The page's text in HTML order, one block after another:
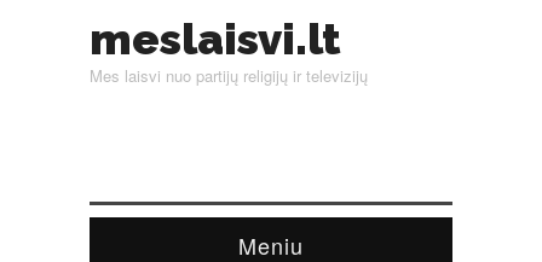
meslaisvi.lt
Mes laisvi nuo partijų religijų ir televizijų
Meniu